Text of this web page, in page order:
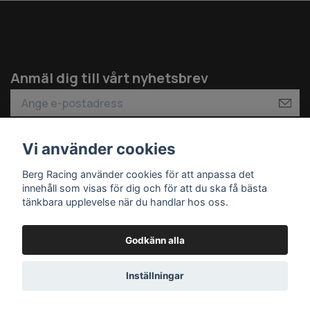
Anmäl dig till vårt nyhetsbrev
Om oss
Kundtjänst
Vi använder cookies
Berg Racing använder cookies för att anpassa det
innehåll som visas för dig och för att du ska få bästa
tänkbara upplevelse när du handlar hos oss.
Godkänn alla
Inställningar